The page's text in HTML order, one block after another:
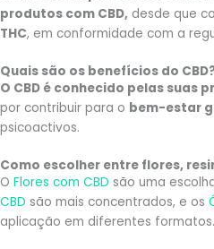
produtos com CBD, desde que
THC, em conformidade com a
Quais são os benefícios do
O CBD é conhecido pelas suas
por contribuir para o bem-estar
psicoactivos.
Como escolher entre flores,
O Flores com CBD são uma
CBD são mais concentrados, e os
aplicação em diferentes formatos.